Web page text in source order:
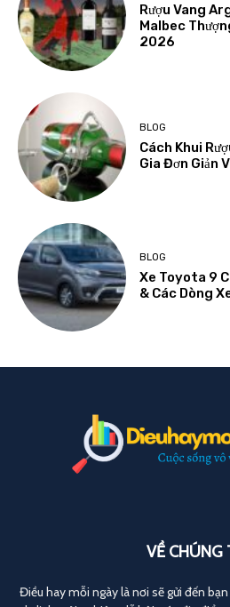
Rượu Vang
Malbec
2026
BLOG
Cách Khui
Gia Đơn Giản
BLOG
Xe Toyota 9
& Các Dòng
VỀ CHÚNG
Điều hay mỗi ngày là nơi sẽ gửi đến